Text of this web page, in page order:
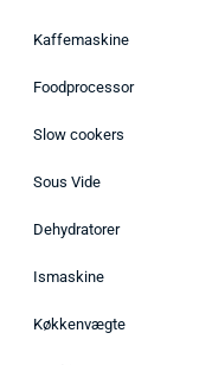
Kaffemaskine
Foodprocessor
Slow cookers
Sous Vide
Dehydratorer
Ismaskine
Køkkenvægte